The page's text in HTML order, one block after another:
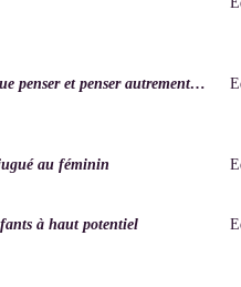
penser et penser autrement…
au féminin
à haut potentiel